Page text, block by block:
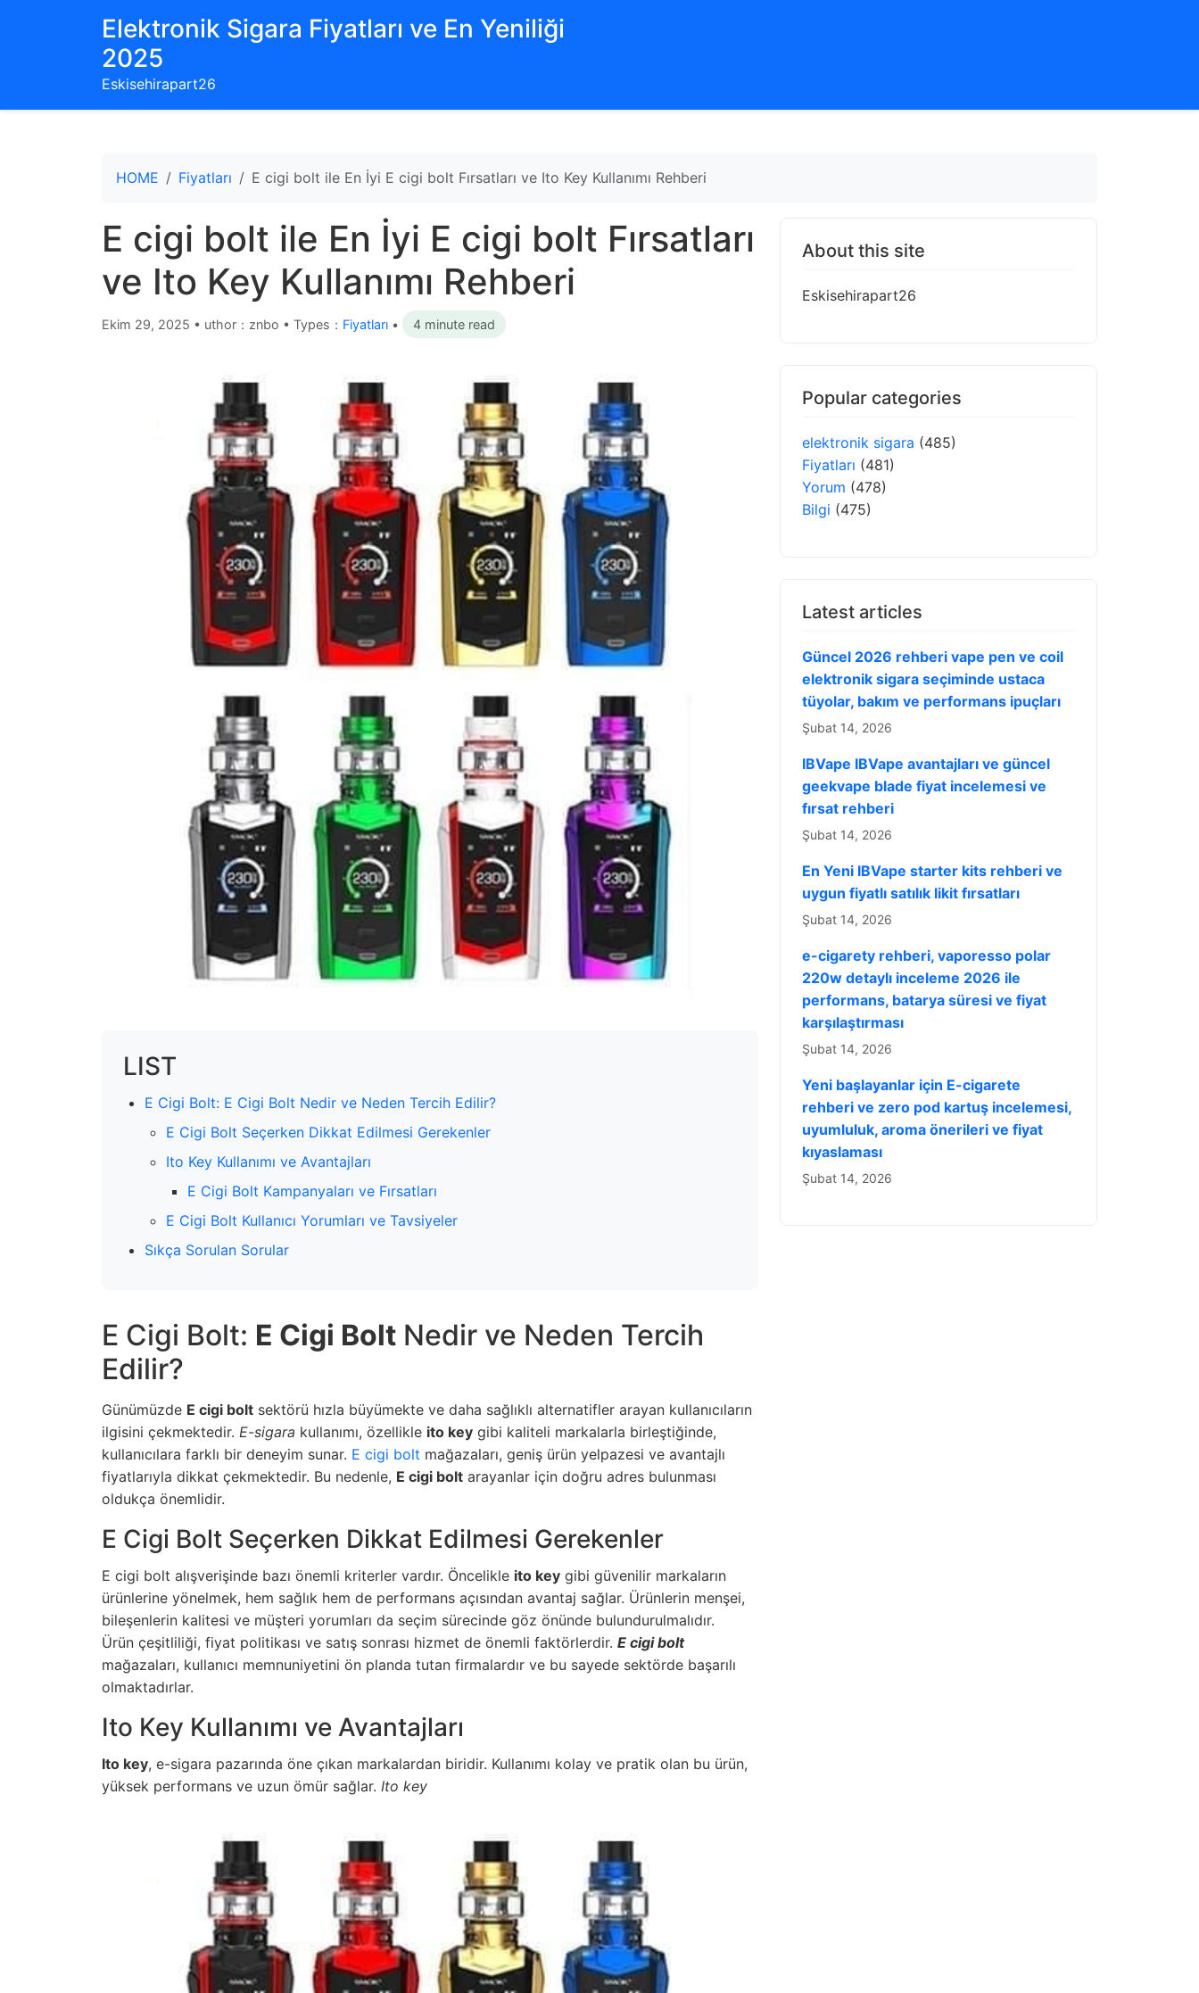
Elektronik Sigara Fiyatları ve En Yeniliği
2025
Eskisehirapart26
HOME Fiyatları E cigi bolt ile En İyi E cigi bolt Fırsatları ve Ito Key Kullanımı Rehberi
E cigi bolt ile En İyi E cigi bolt Fırsatları
ve Ito Key Kullanımı Rehberi
Ekim 29, 2025 • uthor：znbo • Types： Fiyatları • 4 minute read
LIST
E Cigi Bolt: E Cigi Bolt Nedir ve Neden Tercih Edilir?
E Cigi Bolt Seçerken Dikkat Edilmesi Gerekenler
Ito Key Kullanımı ve Avantajları
E Cigi Bolt Kampanyaları ve Fırsatları
E Cigi Bolt Kullanıcı Yorumları ve Tavsiyeler
Sıkça Sorulan Sorular
E Cigi Bolt: E Cigi Bolt Nedir ve Neden Tercih
Edilir?
Günümüzde E cigi bolt sektörü hızla büyümekte ve daha sağlıklı alternatifler arayan kullanıcıların
ilgisini çekmektedir. E-sigara kullanımı, özellikle ito key gibi kaliteli markalarla birleştiğinde,
kullanıcılara farklı bir deneyim sunar. E cigi bolt mağazaları, geniş ürün yelpazesi ve avantajlı
fiyatlarıyla dikkat çekmektedir. Bu nedenle, E cigi bolt arayanlar için doğru adres bulunması
oldukça önemlidir.
E Cigi Bolt Seçerken Dikkat Edilmesi Gerekenler
E cigi bolt alışverişinde bazı önemli kriterler vardır. Öncelikle ito key gibi güvenilir markaların
ürünlerine yönelmek, hem sağlık hem de performans açısından avantaj sağlar. Ürünlerin menşei,
bileşenlerin kalitesi ve müşteri yorumları da seçim sürecinde göz önünde bulundurulmalıdır.
Ürün çeşitliliği, fiyat politikası ve satış sonrası hizmet de önemli faktörlerdir. E cigi bolt
mağazaları, kullanıcı memnuniyetini ön planda tutan firmalardır ve bu sayede sektörde başarılı
olmaktadırlar.
Ito Key Kullanımı ve Avantajları
Ito key, e-sigara pazarında öne çıkan markalardan biridir. Kullanımı kolay ve pratik olan bu ürün,
yüksek performans ve uzun ömür sağlar. Ito key
About this site
Eskisehirapart26
Popular categories
elektronik sigara (485)
Fiyatları (481)
Yorum (478)
Bilgi (475)
Latest articles
Güncel 2026 rehberi vape pen ve coil
elektronik sigara seçiminde ustaca
tüyolar, bakım ve performans ipuçları
Şubat 14, 2026
IBVape IBVape avantajları ve güncel
geekvape blade fiyat incelemesi ve
fırsat rehberi
Şubat 14, 2026
En Yeni IBVape starter kits rehberi ve
uygun fiyatlı satılık likit fırsatları
Şubat 14, 2026
e-cigarety rehberi, vaporesso polar
220w detaylı inceleme 2026 ile
performans, batarya süresi ve fiyat
karşılaştırması
Şubat 14, 2026
Yeni başlayanlar için E-cigarete
rehberi ve zero pod kartuş incelemesi,
uyumluluk, aroma önerileri ve fiyat
kıyaslaması
Şubat 14, 2026